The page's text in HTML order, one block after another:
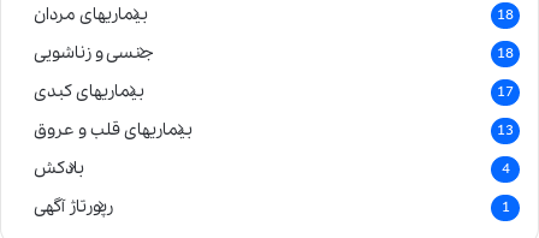
بیماریهای مردان 18
جنسی و زناشویی 18
بیماریهای کبدی 17
بیماریهای قلب و عروق 13
بادکش 4
رپورتاژ آگهی 1